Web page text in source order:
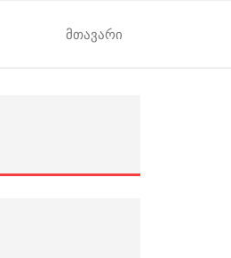
მთავარი